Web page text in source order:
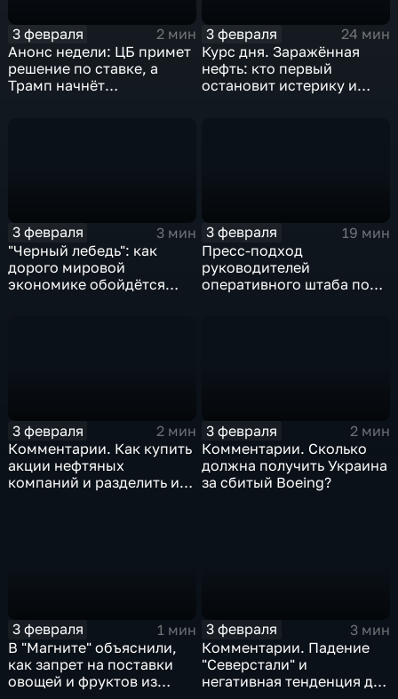
3 февраля
2 мин
Анонс недели: ЦБ примет
решение по ставке, а
Трамп начнёт
3 февраля
24 мин
Курс дня. Заражённая
нефть: кто первый
остановит истерику и
3 февраля
3 мин
"Черный лебедь": как
дорого мировой
экономике обойдётся
3 февраля
19 мин
Пресс-подход
руководителей
оперативного штаба по
3 февраля
2 мин
Комментарии. Как купить
акции нефтяных
компаний и разделить их
3 февраля
2 мин
Комментарии. Сколько
должна получить Украина
за сбитый Boeing?
3 февраля
1 мин
В "Магните" объяснили,
как запрет на поставки
овощей и фруктов из
3 февраля
3 мин
Комментарии. Падение
"Северстали" и
негативная тенденция для